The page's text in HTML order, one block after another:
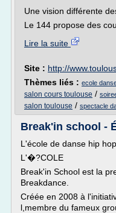
Une vision différente
Le 144 propose des
Lire la suite
Site : http://
Thèmes liés : ecole
salon cours toulouse /
salon toulouse / spectacle
Break'in school -
L'école de danse hip
L'�?COLE
Break'in School est la
Breakdance.
Créée en 2008 à
l,membre du fameux